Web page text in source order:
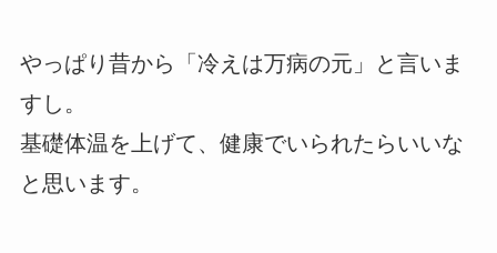
やっぱり昔から「冷えは万病の元」と言いま
すし。
基礎体温を上げて、健康でいられたらいいな
と思います。